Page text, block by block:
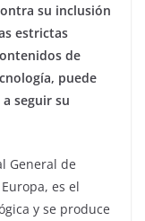
su inclusión
estrictas
de
puede
seguir su
General de
es el
y se produce